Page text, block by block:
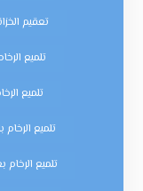
تعقيم
تلميع
تلميع
تلميع الرخام
تلميع الرخام